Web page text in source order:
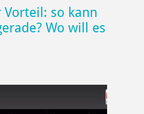
so kann
Wo will es